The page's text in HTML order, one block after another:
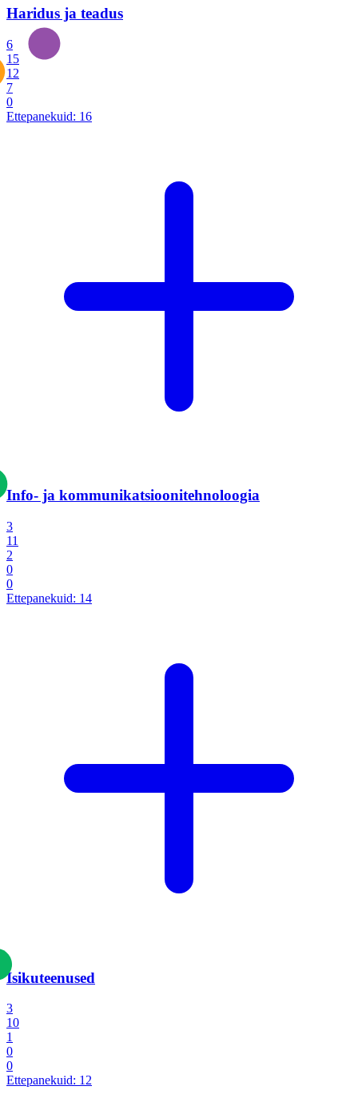
Haridus ja teadus
6
15
12
7
0
Ettepanekuid: 16
Info- ja kommunikatsiooni­tehnoloogia
3
11
2
0
0
Ettepanekuid: 14
Isikuteenused
3
10
1
0
0
Ettepanekuid: 12